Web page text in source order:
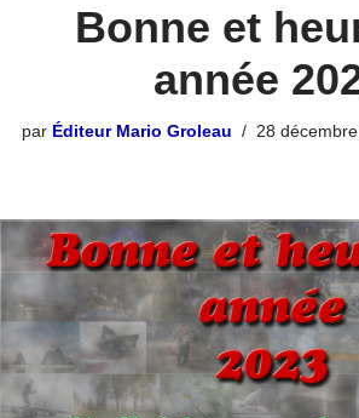
Bonne et
année
par Éditeur Mario Groleau 28